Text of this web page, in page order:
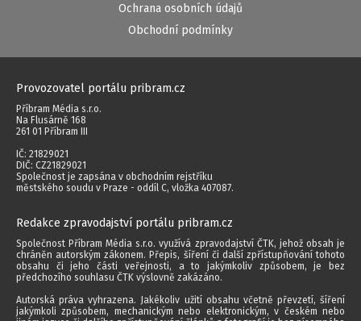
Ochrana osobních údajů
Obchodní podmínky
Provozovatel portálu pribram.cz
Příbram Média s.r.o.
Na Flusárně 168
261 01 Příbram III
IČ: 21829021
DIČ: CZ21829021
Společnost je zapsána v obchodním rejstříku
městského soudu v Praze - oddíl C, vložka 407087.
Redakce zpravodajství portálu pribram.cz
Společnost Příbram Média s.r.o. využívá zpravodajství ČTK, jehož obsah je
chráněn autorským zákonem. Přepis, šíření či další zpřístupňování tohoto
obsahu či jeho části veřejnosti, a to jakýmkoliv způsobem, je bez
předchozího souhlasu ČTK výslovně zakázáno.
Autorská práva vyhrazena. Jakékoliv užití obsahu včetně převzetí, šíření
jakýmkoli způsobem, mechanickým nebo elektronickým, v českém nebo